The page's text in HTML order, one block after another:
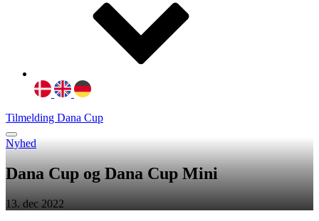
Tilmelding Dana Cup
Nyhed
Dana Cup og Dana Cup Mini
13. dec 2022